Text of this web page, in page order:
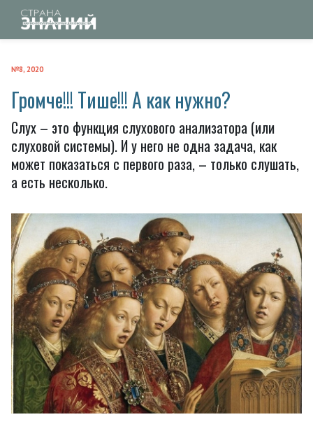
№8, 2020
Громче!!! Тише!!! А как нужно?
Слух – это функция слухового анализатора (или
слуховой системы). И у него не одна задача, как
может показаться с первого раза, – только слушать,
а есть несколько.